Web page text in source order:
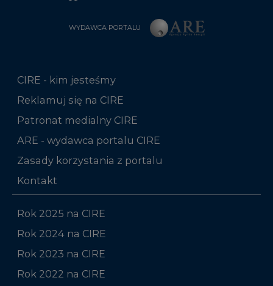
WYDAWCA PORTALU
CIRE - kim jesteśmy
Reklamuj się na CIRE
Patronat medialny CIRE
ARE - wydawca portalu CIRE
Zasady korzystania z portalu
Kontakt
Rok 2025 na CIRE
Rok 2024 na CIRE
Rok 2023 na CIRE
Rok 2022 na CIRE